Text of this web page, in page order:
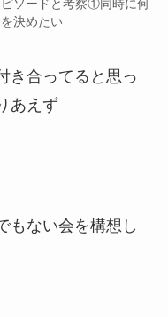
ソードと考察①同時に何
決めたい
き合ってると思っ
あえず
もない会を構想し